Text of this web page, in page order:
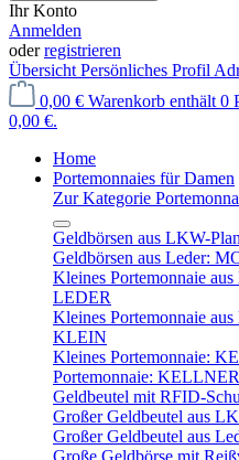
Ihr Konto
Anmelden
oderregistrieren
Übersicht Persönliches Profil
0,00 € Warenkorb enthält 0
0,00 €.
Home
Portemonnaies für Damen
Zur Kategorie
Geldbörsen aus LKW-
Geldbörsen aus Leder:
Kleines Portemonnaie
LEDER
Kleines Portemonnaie
KLEIN
Kleines Portemonnaie:
Portemonnaie:
Geldbeutel mit RFID-
Großer Geldbeutel aus
Großer Geldbeutel aus
Große Geldbörse mit